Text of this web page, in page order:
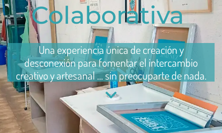
Una experiencia única de creación y
desconexión para fomentar el intercambio
creativo y artesanal … sin preocuparte de nada.